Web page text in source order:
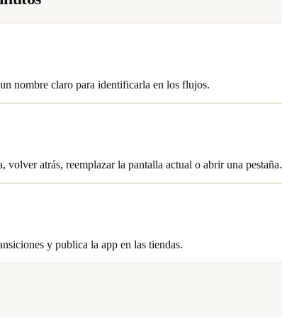
nombre claro para identificarla en los flujos.
atrás, reemplazar la pantalla actual o abrir una pestaña.
y publica la app en las tiendas.